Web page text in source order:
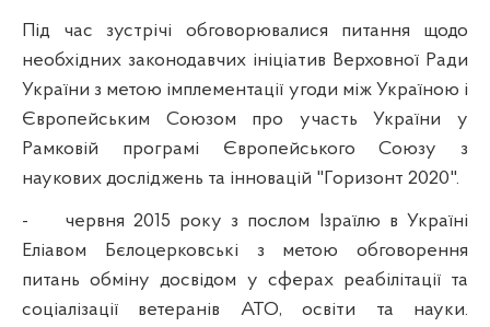
Під час зустрічі обговорювалися питання щодо
необхідних законодавчих ініціатив Верховної Ради
України з метою імплементації угоди між Україною і
Європейським Союзом про участь України у
Рамковій програмі Європейського Союзу з
наукових досліджень та інновацій "Горизонт 2020".
-
червня 2015 року з послом Ізраїлю в Україні
Еліавом Бєлоцерковські з метою обговорення
питань обміну досвідом у сферах реабілітації та
соціалізації ветеранів АТО, освіти та науки.